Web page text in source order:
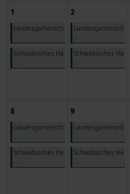
1
Landesgartensch
...
Schwäbisches Ha
...
2
Landesgartensch
...
Schwäbisches Ha
...
8
Landesgartensch
...
Schwäbisches Ha
...
9
Landesgartensch
...
Schwäbisches Ha
...